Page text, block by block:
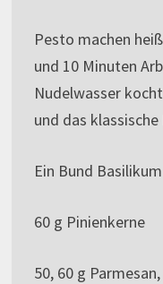
Pesto machen
und 10 Minuten
Nudelwasser
und das
Ein Bund Basilikum
60 g Pinienkerne
50, 60 g